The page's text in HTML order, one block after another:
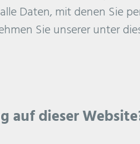
Daten, mit denen Sie
Sie unserer unter
auf dieser